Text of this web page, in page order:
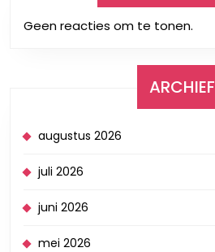
Geen reacties om te tonen.
ARCHIEF
augustus 2026
juli 2026
juni 2026
mei 2026